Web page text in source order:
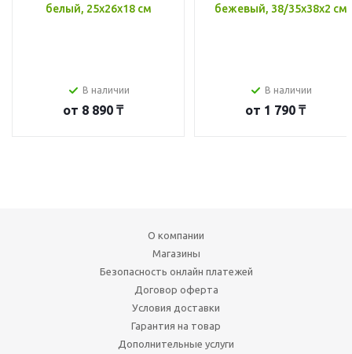
белый, 25x26x18 см
В наличии
от 8 890 ₸
бежевый, 38/35x38x2 см
В наличии
от 1 790 ₸
О компании
Магазины
Безопасность онлайн платежей
Договор оферта
Условия доставки
Гарантия на товар
Дополнительные услуги